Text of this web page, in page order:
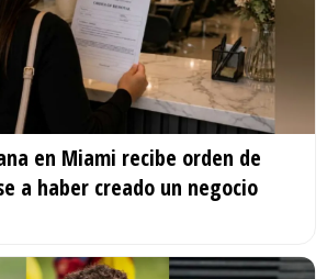
en Miami recibe orden de
a haber creado un negocio